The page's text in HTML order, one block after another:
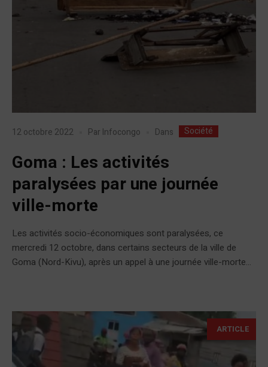
12 octobre 2022 Par Infocongo Dans Société
Goma : Les activités
paralysées par une journée
ville-morte
Les activités socio-économiques sont paralysées, ce
mercredi 12 octobre, dans certains secteurs de la ville de
Goma (Nord-Kivu), après un appel à une journée ville-morte...
ARTICLE